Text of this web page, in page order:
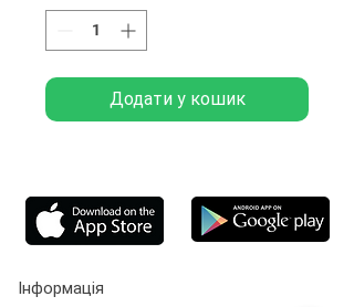
Додати у кошик
Інформація